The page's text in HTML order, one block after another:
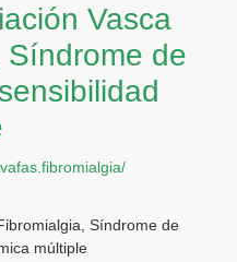
Vasca
Síndrome de
Síndrome de
múltiple